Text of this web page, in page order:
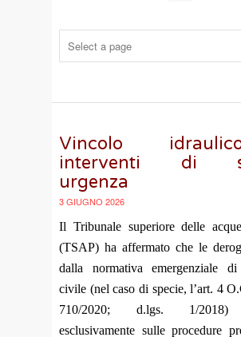
Vincolo
interventi di
urgenza
3 GIUGNO 2026
Il Tribunale superiore delle
(TSAP) ha affermato che le
dalla normativa emergenziale di
civile (nel caso di specie, l’art. 4
710/2020; d.lgs. 1/2018)
esclusivamente sulle procedure